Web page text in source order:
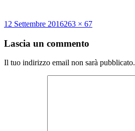
Scritto
12 Settembre 2016Dimensione
263 × 67
Lascia un commento
Il tuo indirizzo email non sarà pubblicato.